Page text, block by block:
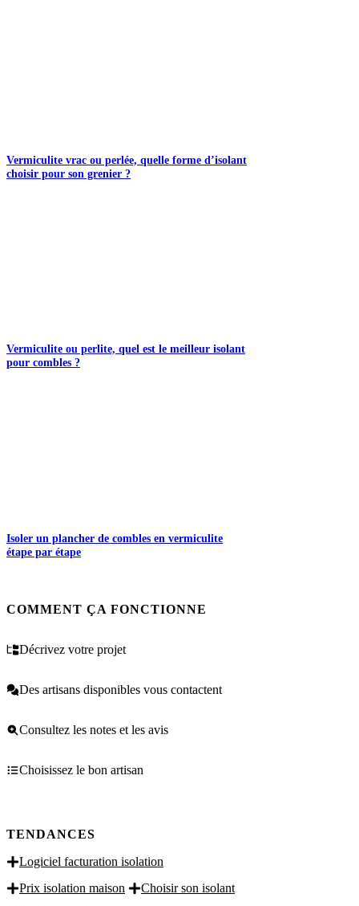
Vermiculite vrac ou perlée, quelle forme d’isolant
choisir pour son grenier ?
Vermiculite ou perlite, quel est le meilleur isolant
pour combles ?
Isoler un plancher de combles en vermiculite
étape par étape
COMMENT ÇA FONCTIONNE
Décrivez votre projet
Des artisans disponibles vous contactent
Consultez les notes et les avis
Choisissez le bon artisan
TENDANCES
Logiciel facturation isolation
Prix isolation maison
Choisir son isolant